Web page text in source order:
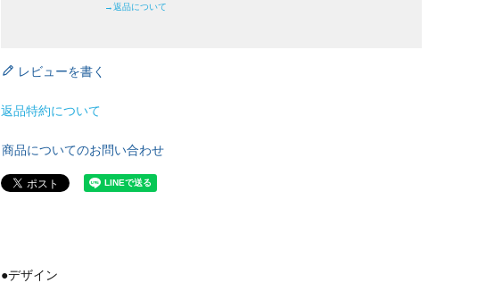
→返品について
レビューを書く
返品特約について
商品についてのお問い合わせ
●デザイン